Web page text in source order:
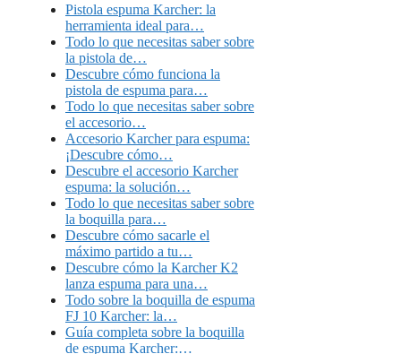
Pistola espuma Karcher: la
herramienta ideal para…
Todo lo que necesitas saber sobre
la pistola de…
Descubre cómo funciona la
pistola de espuma para…
Todo lo que necesitas saber sobre
el accesorio…
Accesorio Karcher para espuma:
¡Descubre cómo…
Descubre el accesorio Karcher
espuma: la solución…
Todo lo que necesitas saber sobre
la boquilla para…
Descubre cómo sacarle el
máximo partido a tu…
Descubre cómo la Karcher K2
lanza espuma para una…
Todo sobre la boquilla de espuma
FJ 10 Karcher: la…
Guía completa sobre la boquilla
de espuma Karcher:…